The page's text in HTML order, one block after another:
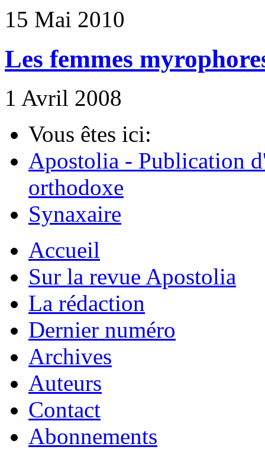
15 Mai 2010
Les femmes
1 Avril 2008
Vous êtes ici:
Apostolia - Publication
orthodoxe
Synaxaire
Accueil
Sur la revue Apostolia
La rédaction
Dernier numéro
Archives
Auteurs
Contact
Abonnements